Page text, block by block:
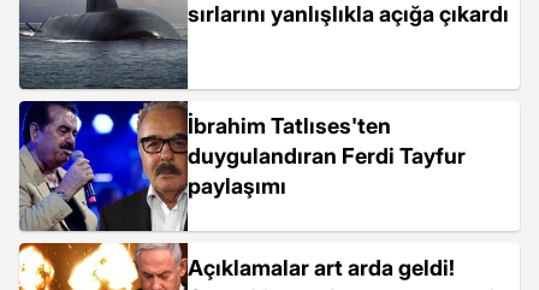
sırlarını yanlışlıkla açığa çıkardı
İbrahim Tatlıses'ten
duygulandıran Ferdi Tayfur
paylaşımı
Açıklamalar art arda geldi!